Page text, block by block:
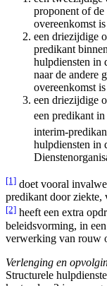
proponent of
overeenkomst is
een driezijdige
predikant
hulpdiensten in
naar de andere
overeenkomst is
een driezijdige
een predikant
interim-
hulpdiensten in
[1] doet vooral
predikant door ziekte,
[2] heeft een extra
beleidsvorming, in
verwerking van rouw
Verlenging en
Structurele